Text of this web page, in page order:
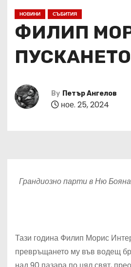
НОВИНИ СЪБИТИЯ
ФИЛИП
By Петър Ангелов
ное. 25, 2024
Грандиозно парти в Ню
Тази година Филип Морис
превръщането му във водещ